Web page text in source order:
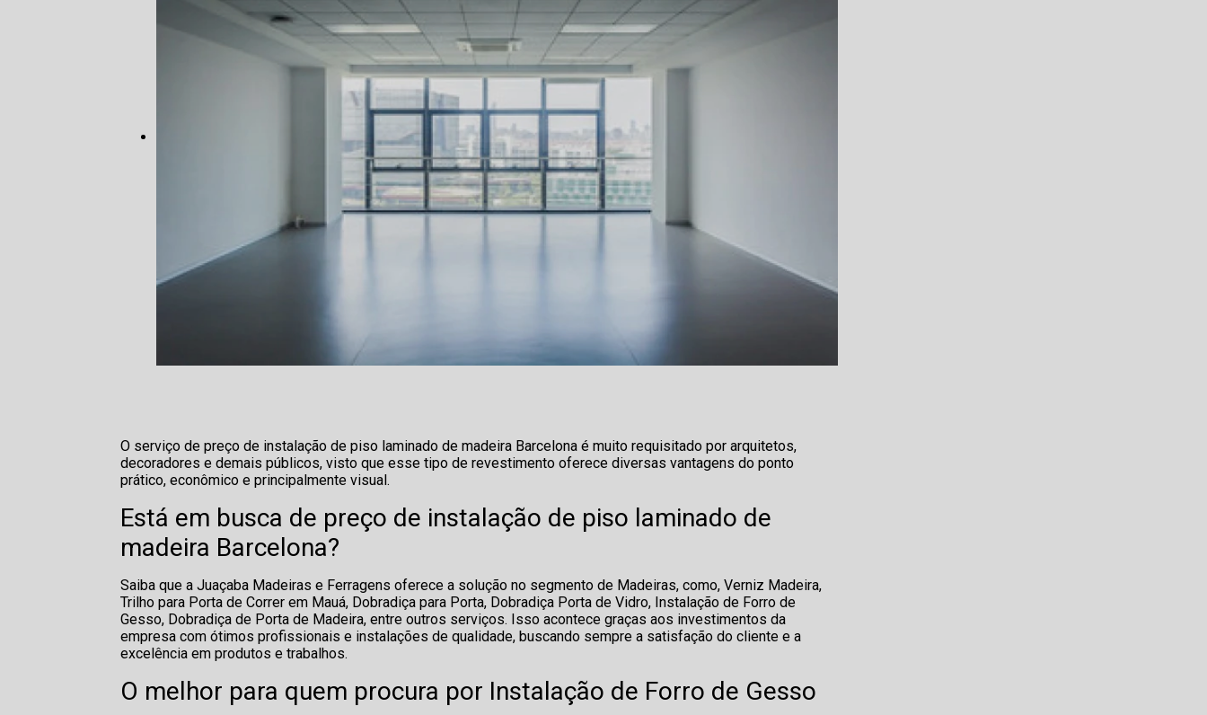
O serviço de preço de instalação de piso laminado de madeira Barcelona é muito requisitado por arquitetos,
decoradores e demais públicos, visto que esse tipo de revestimento oferece diversas vantagens do ponto
prático, econômico e principalmente visual.
Está em busca de preço de instalação de piso laminado de
madeira Barcelona?
Saiba que a Juaçaba Madeiras e Ferragens oferece a solução no segmento de Madeiras, como, Verniz Madeira,
Trilho para Porta de Correr em Mauá, Dobradiça para Porta, Dobradiça Porta de Vidro, Instalação de Forro de
Gesso, Dobradiça de Porta de Madeira, entre outros serviços. Isso acontece graças aos investimentos da
empresa com ótimos profissionais e instalações de qualidade, buscando sempre a satisfação do cliente e a
excelência em produtos e trabalhos.
O melhor para quem procura por Instalação de Forro de Gesso